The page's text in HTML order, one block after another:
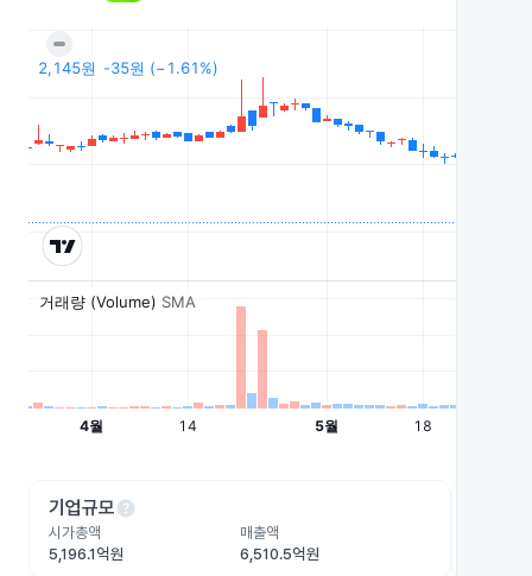
기업규모help
시가총액
5,196.1억원
매출액
6,510.5억원